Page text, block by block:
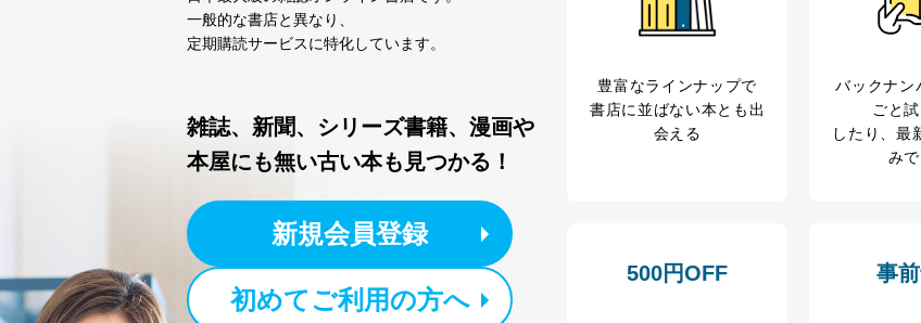
当社の定期購読サービス等をご利用の方の個
商品代金回収のため
味・嗜好に
応じた新商品・サービスに関する広告のた
2
当社にお問合わせいただいた方の個人情報 お問い合わせ対応、トラブル対処、オペレ
カスタマーQ＆Aサイトの投稿内容の確認
4 採用応募者の方の個人情報
6
パートナー（提携企業）からの委託により当
社の
購入商品配送のため
一般的な書店と異なり、
定期購読サービスに特化しています。
雑誌、新聞、シリーズ書籍、漫画や
本屋にも無い古い本も見つかる！
新規会員登録
初めてご利用の方へ
豊富なラインナップで
書店に並ばない本とも出
会える
バックナン
ごと
したり、最
み
500円OFF 事